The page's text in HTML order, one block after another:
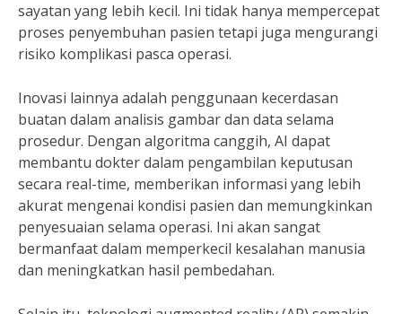
sayatan yang lebih kecil. Ini tidak hanya mempercepat
proses penyembuhan pasien tetapi juga mengurangi
risiko komplikasi pasca operasi.
Inovasi lainnya adalah penggunaan kecerdasan
buatan dalam analisis gambar dan data selama
prosedur. Dengan algoritma canggih, AI dapat
membantu dokter dalam pengambilan keputusan
secara real-time, memberikan informasi yang lebih
akurat mengenai kondisi pasien dan memungkinkan
penyesuaian selama operasi. Ini akan sangat
bermanfaat dalam memperkecil kesalahan manusia
dan meningkatkan hasil pembedahan.